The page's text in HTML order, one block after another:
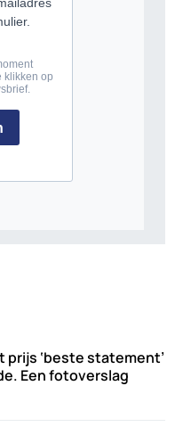
‘beste statement’
Een fotoverslag